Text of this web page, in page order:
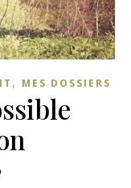
, MES DOSSIERS